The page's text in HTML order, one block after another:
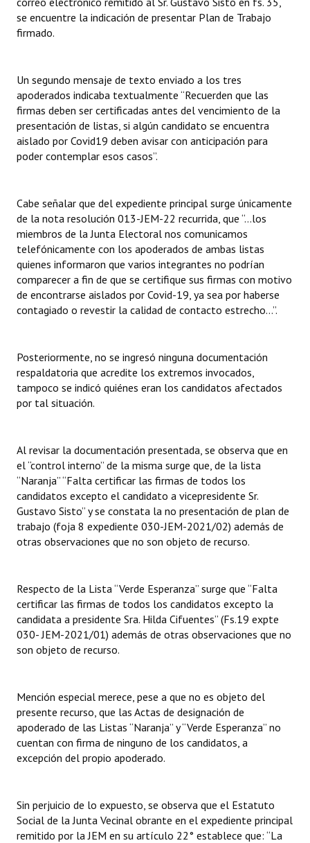
se encuentre la indicación de presentar Plan de Trabajo
firmado.
Un segundo mensaje de texto enviado a los tres
apoderados indicaba textualmente “Recuerden que las
firmas deben ser certificadas antes del vencimiento de la
presentación de listas, si algún candidato se encuentra
aislado por Covid19 deben avisar con anticipación para
poder contemplar esos casos”.
Cabe señalar que del expediente principal surge únicamente
de la nota resolución 013-JEM-22 recurrida, que “…los
miembros de la Junta Electoral nos comunicamos
telefónicamente con los apoderados de ambas listas
quienes informaron que varios integrantes no podrían
comparecer a fin de que se certifique sus firmas con motivo
de encontrarse aislados por Covid-19, ya sea por haberse
contagiado o revestir la calidad de contacto estrecho…”.
Posteriormente, no se ingresó ninguna documentación
respaldatoria que acredite los extremos invocados,
tampoco se indicó quiénes eran los candidatos afectados
por tal situación.
Al revisar la documentación presentada, se observa que en
el “control interno” de la misma surge que, de la lista
“Naranja” “Falta certificar las firmas de todos los
candidatos excepto el candidato a vicepresidente Sr.
Gustavo Sisto” y se constata la no presentación de plan de
trabajo (foja 8 expediente 030-JEM-2021/02) además de
otras observaciones que no son objeto de recurso.
Respecto de la Lista “Verde Esperanza” surge que “Falta
certificar las firmas de todos los candidatos excepto la
candidata a presidente Sra. Hilda Cifuentes” (Fs.19 expte
030- JEM-2021/01) además de otras observaciones que no
son objeto de recurso.
Mención especial merece, pese a que no es objeto del
presente recurso, que las Actas de designación de
apoderado de las Listas “Naranja” y “Verde Esperanza” no
cuentan con firma de ninguno de los candidatos, a
excepción del propio apoderado.
Sin perjuicio de lo expuesto, se observa que el Estatuto
Social de la Junta Vecinal obrante en el expediente principal
remitido por la JEM en su artículo 22° establece que: “La